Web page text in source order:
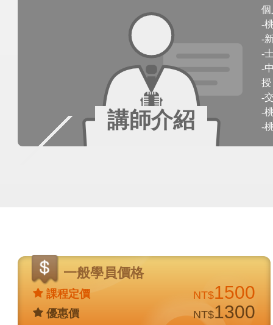
講師介紹
個
-
-
-
-
授
-
-
-
價
一般學員價格
課程定價 NT$1500
優惠價 NT$1300